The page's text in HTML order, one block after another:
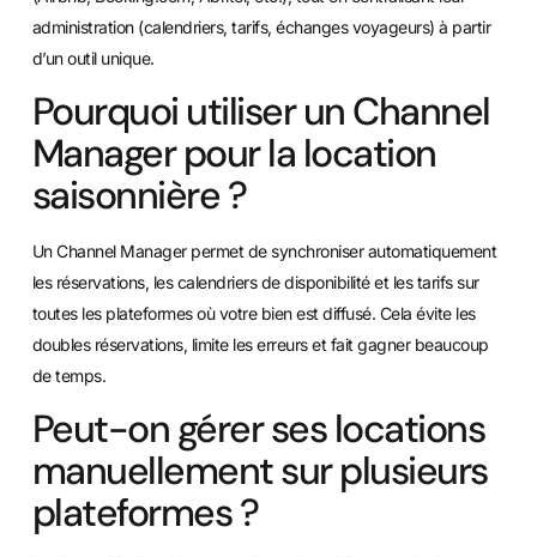
administration (calendriers, tarifs, échanges voyageurs) à partir
d’un outil unique.
Pourquoi utiliser un Channel
Manager pour la location
saisonnière ?
Un Channel Manager permet de synchroniser automatiquement
les réservations, les calendriers de disponibilité et les tarifs sur
toutes les plateformes où votre bien est diffusé. Cela évite les
doubles réservations, limite les erreurs et fait gagner beaucoup
de temps.
Peut-on gérer ses locations
manuellement sur plusieurs
plateformes ?